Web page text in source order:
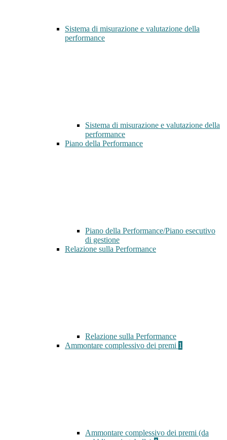
Sistema di misurazione e valutazione della
performance
Sistema di misurazione e valutazione della
performance
Piano della Performance
Piano della Performance/Piano esecutivo
di gestione
Relazione sulla Performance
Relazione sulla Performance
Ammontare complessivo dei premi 1
Ammontare complessivo dei premi (da